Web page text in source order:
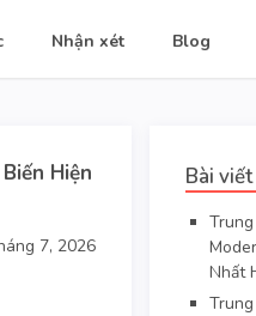
Nhận xét Blog
Hiện
7, 2026
Bài
Nhất